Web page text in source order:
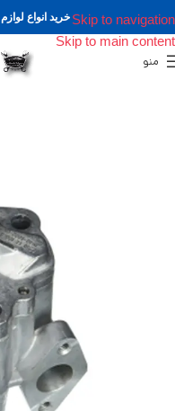
Skip to navigation
Skip to main content
خرید انواع
منو